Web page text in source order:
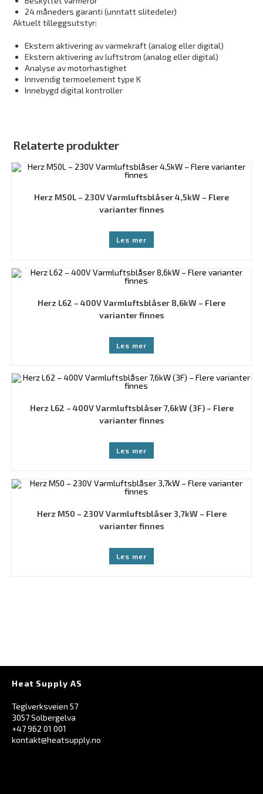
24 måneders garanti (unntatt slitedeler)
Aktuelt tilleggsutstyr:
Ekstern aktivering av varmekraft (analog eller digital)
Ekstern aktivering av luftstrøm (analog eller digital)
Analyse av motorhastighet
Innvendig termoelement type K
Innebygd digital kontroller
Relaterte produkter
Herz M50L – 230V Varmluftsblåser 4,5kW – Flere
varianter finnes
Les mer
Herz L62 – 400V Varmluftsblåser 8,6kW – Flere
varianter finnes
Les mer
Herz L62 – 400V Varmluftsblåser 7,6kW (3F) – Flere
varianter finnes
Les mer
Herz M50 – 230V Varmluftsblåser 3,7kW – Flere
varianter finnes
Les mer
Heat Supply AS
Teglverksveien 57
3057 Solbergelva
+47 962 01 001
kontakt@heatsupply.no